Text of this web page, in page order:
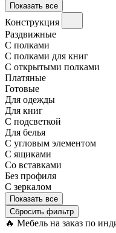
Показать все
Конструкция
Раздвижные
С полками
С полками для книг
С открытыми полками
Платяные
Готовые
Для одежды
Для книг
С подсветкой
Для белья
С угловым элементом
С ящиками
Со вставками
Без профиля
С зеркалом
Показать все
Сбросить фильтр
🔥 Мебель на заказ по